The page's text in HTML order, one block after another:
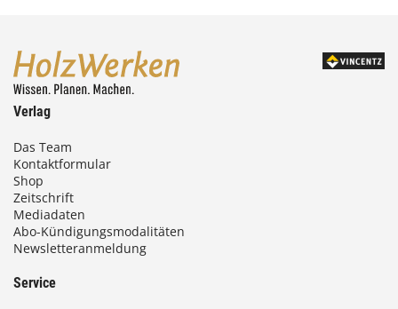
Verlag
Das Team
Kontaktformular
Shop
Zeitschrift
Mediadaten
Abo-Kündigungsmodalitäten
Newsletteranmeldung
Service